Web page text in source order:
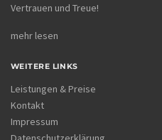
Vertrauen und Treue!
mehr lesen
WEITERE LINKS
Leistungen & Preise
Kontakt
Impressum